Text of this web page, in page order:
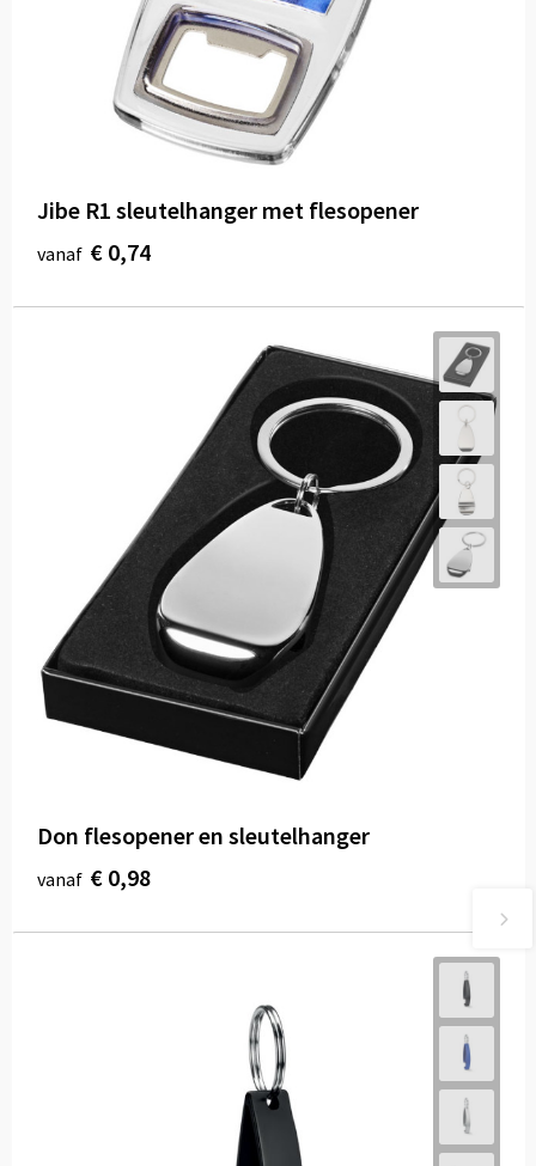
Jibe R1 sleutelhanger met flesopener
vanaf € 0,74
Don flesopener en sleutelhanger
vanaf € 0,98